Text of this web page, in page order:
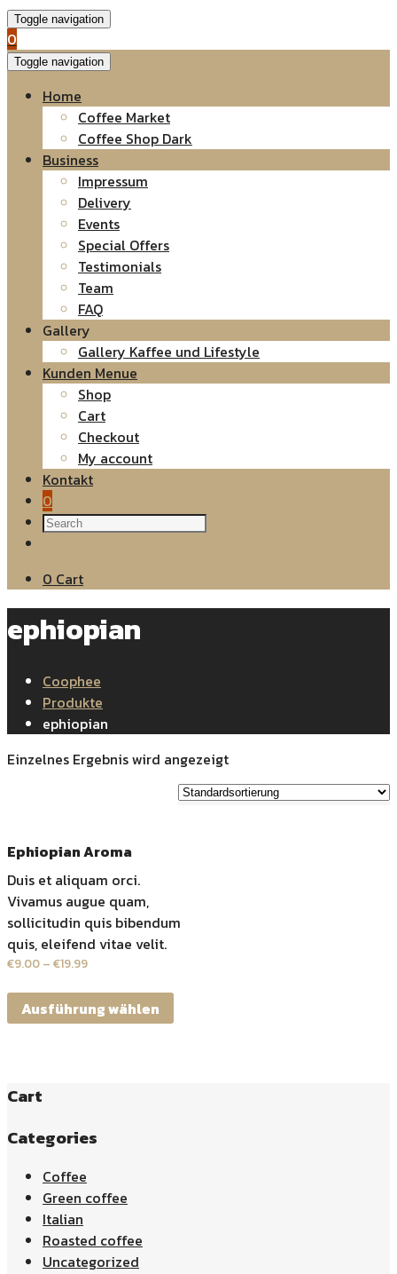
Toggle navigation
0
Toggle navigation
Home
Coffee Market
Coffee Shop Dark
Business
Impressum
Delivery
Events
Special Offers
Testimonials
Team
FAQ
Gallery
Gallery Kaffee und Lifestyle
Kunden Menue
Shop
Cart
Checkout
My account
Kontakt
0
0 Cart
ephiopian
Coophee
Produkte
ephiopian
Einzelnes Ergebnis wird angezeigt
Ephiopian Aroma
Duis et aliquam orci.
Vivamus augue quam,
sollicitudin quis bibendum
quis, eleifend vitae velit.
€9.00 – €19.99
Ausführung wählen
Cart
Categories
Coffee
Green coffee
Italian
Roasted coffee
Uncategorized